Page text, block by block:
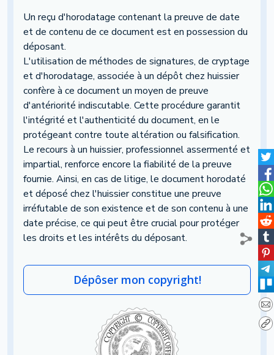
Un reçu d'horodatage contenant la preuve de date
et de contenu de ce document est en possession du
déposant.
L'utilisation de méthodes de signatures, de cryptage
et d'horodatage, associée à un dépôt chez huissier
confère à ce document un moyen de preuve
d'antériorité indiscutable. Cette procédure garantit
l'intégrité et l'authenticité du document, en le
protégeant contre toute altération ou falsification.
Le recours à un huissier, professionnel assermenté et
impartial, renforce encore la fiabilité de la preuve
fournie. Ainsi, en cas de litige, le document horodaté
et déposé chez l'huissier constitue une preuve
irréfutable de son existence et de son contenu à une
date précise, ce qui peut être crucial pour protéger
les droits et les intérêts du déposant.
Dépôser mon copyright!